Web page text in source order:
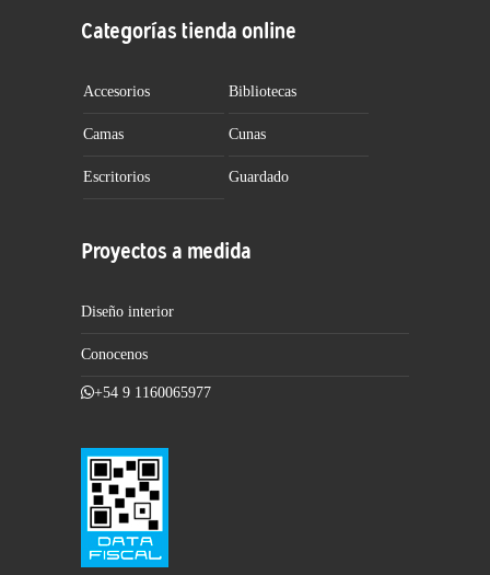
Categorías tienda online
Accesorios Bibliotecas
Camas Cunas
Escritorios Guardado
Proyectos a medida
Diseño interior
Conocenos
+54 9 1160065977